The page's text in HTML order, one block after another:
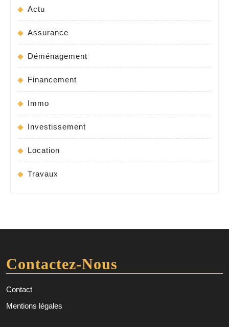
Actu
Assurance
Déménagement
Financement
Immo
Investissement
Location
Travaux
Contactez-Nous
Contact
Mentions légales